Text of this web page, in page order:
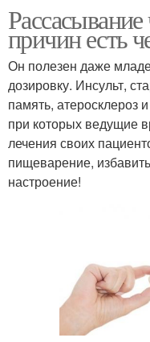
причин есть
Он полезен даже
дозировку. Инсульт,
память, атеросклероз
при которых ведущие
лечения своих
пищеварение,
настроение!